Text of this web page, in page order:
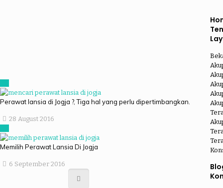
Perawat lansia di Jogja ?, Tiga hal yang perlu dipertimbangkan.
28 August 2016
Memilih Perawat Lansia Di Jogja
6 September 2016